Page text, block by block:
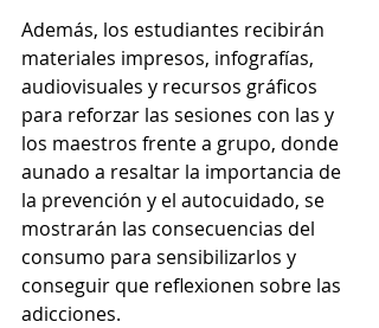
Además, los estudiantes recibirán
materiales impresos, infografías,
audiovisuales y recursos gráficos
para reforzar las sesiones con las y
los maestros frente a grupo, donde
aunado a resaltar la importancia de
la prevención y el autocuidado, se
mostrarán las consecuencias del
consumo para sensibilizarlos y
conseguir que reflexionen sobre las
adicciones.